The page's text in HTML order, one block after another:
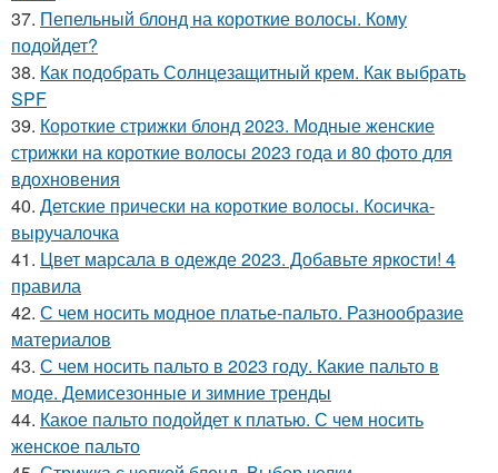
37. Пепельный блонд на короткие волосы. Кому
подойдет?
38. Как подобрать Солнцезащитный крем. Как выбрать
SPF
39. Короткие стрижки блонд 2023. Модные женские
стрижки на короткие волосы 2023 года и 80 фото для
вдохновения
40. Детские прически на короткие волосы. Косичка-
выручалочка
41. Цвет марсала в одежде 2023. Добавьте яркости! 4
правила
42. С чем носить модное платье-пальто. Разнообразие
материалов
43. С чем носить пальто в 2023 году. Какие пальто в
моде. Демисезонные и зимние тренды
44. Какое пальто подойдет к платью. С чем носить
женское пальто